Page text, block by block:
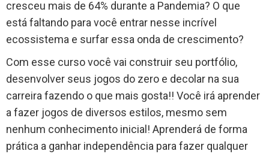
cresceu mais de 64% durante a Pandemia? O que
está faltando para você entrar nesse incrível
ecossistema e surfar essa onda de crescimento?
Com esse curso você vai construir seu portfólio,
desenvolver seus jogos do zero e decolar na sua
carreira fazendo o que mais gosta!! Você irá aprender
a fazer jogos de diversos estilos, mesmo sem
nenhum conhecimento inicial! Aprenderá de forma
prática a ganhar independência para fazer qualquer